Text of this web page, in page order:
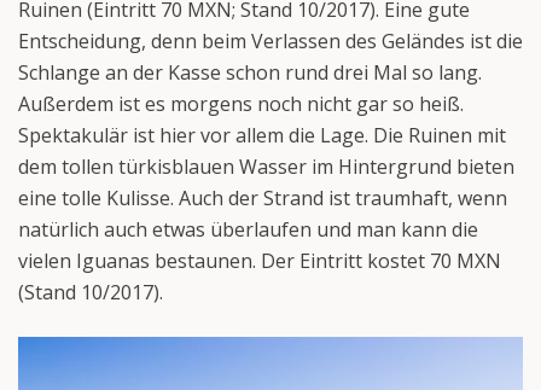
Ruinen (Eintritt 70 MXN; Stand 10/2017). Eine gute
Entscheidung, denn beim Verlassen des Geländes ist die
Schlange an der Kasse schon rund drei Mal so lang.
Außerdem ist es morgens noch nicht gar so heiß.
Spektakulär ist hier vor allem die Lage. Die Ruinen mit
dem tollen türkisblauen Wasser im Hintergrund bieten
eine tolle Kulisse. Auch der Strand ist traumhaft, wenn
natürlich auch etwas überlaufen und man kann die
vielen Iguanas bestaunen. Der Eintritt kostet 70 MXN
(Stand 10/2017).